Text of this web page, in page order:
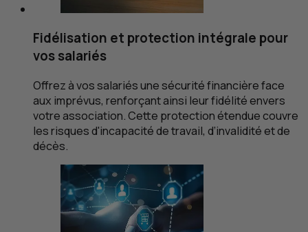
Fidélisation et protection intégrale pour
vos salariés
Offrez à vos salariés une sécurité financière face
aux imprévus, renforçant ainsi leur fidélité envers
votre association. Cette protection étendue couvre
les risques d'incapacité de travail, d’invalidité et de
décès.